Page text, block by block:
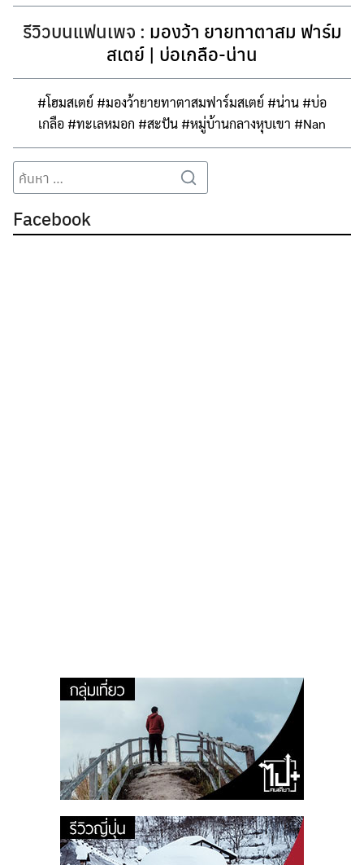
รีวิวบนแฟนเพจ : มองว้า ยายทาตาสม ฟาร์ม
สเตย์ | บ่อเกลือ-น่าน
#โฮมสเตย์ #มองว้ายายทาตาสมฟาร์มสเตย์ #น่าน#บ่อ
เกลือ#ทะเลหมอก #สะปัน#หมู่บ้านกลางหุบเขา #Nan
Search
for:
Search
Facebook